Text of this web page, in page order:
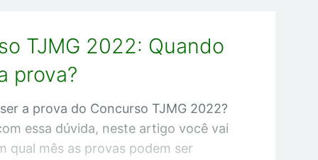
no final vou dar a minha opinião
TJMG 2022: Quando
prova?
a prova do Concurso TJMG 2022?
essa dúvida, neste artigo você vai
qual mês as provas podem ser